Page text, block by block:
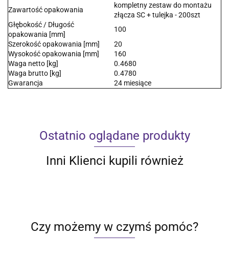
Zawartość opakowania
kompletny zestaw do montażu
złącza SC + tulejka - 200szt
Głębokość / Długość
opakowania [mm]
100
Szerokość opakowania [mm]
20
Wysokość opakowania [mm]
160
Waga netto [kg]
0.4680
Waga brutto [kg]
0.4780
Gwarancja
24 miesiące
Ostatnio oglądane produkty
Inni Klienci kupili również
Czy możemy w czymś pomóc?